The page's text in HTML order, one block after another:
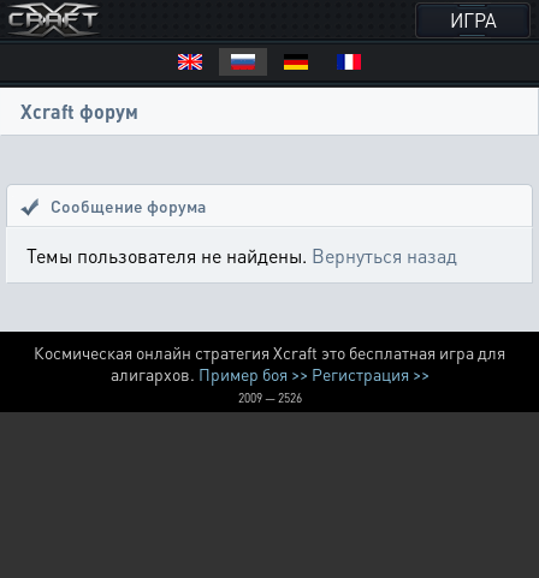
ИГРА
Xcraft форум
Сообщение форума
Темы пользователя не найдены. Вернуться назад
Космическая онлайн стратегия Xcraft это бесплатная игра для
алигархов. Пример боя >> Регистрация >>
2009 — 2526